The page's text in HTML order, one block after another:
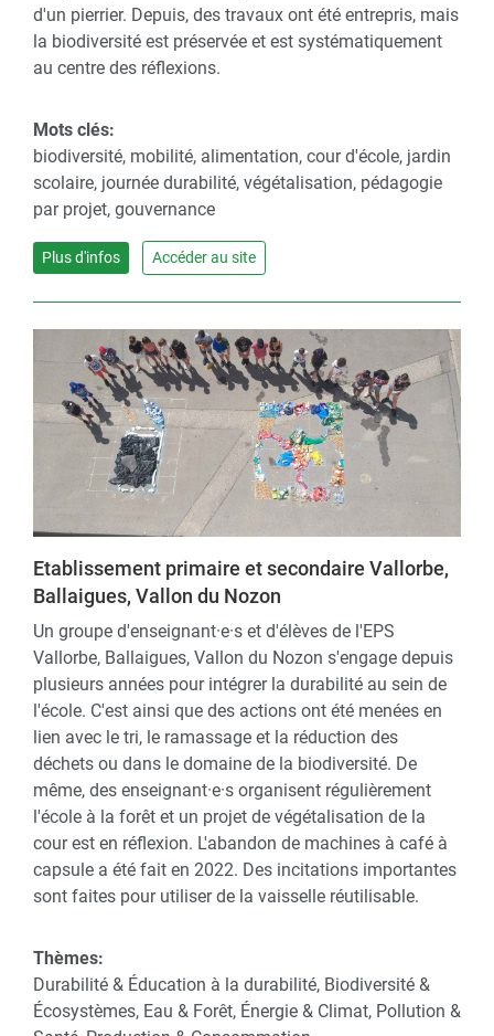
d'un pierrier. Depuis, des travaux ont été entrepris, mais
la biodiversité est préservée et est systématiquement
au centre des réflexions.
Mots clés:
biodiversité, mobilité, alimentation, cour d'école, jardin
scolaire, journée durabilité, végétalisation, pédagogie
par projet, gouvernance
Plus d'infos Accéder au site
Etablissement primaire et secondaire Vallorbe,
Ballaigues, Vallon du Nozon
Un groupe d'enseignant·e·s et d'élèves de l'EPS
Vallorbe, Ballaigues, Vallon du Nozon s'engage depuis
plusieurs années pour intégrer la durabilité au sein de
l'école. C'est ainsi que des actions ont été menées en
lien avec le tri, le ramassage et la réduction des
déchets ou dans le domaine de la biodiversité. De
même, des enseignant·e·s organisent régulièrement
l'école à la forêt et un projet de végétalisation de la
cour est en réflexion. L'abandon de machines à café à
capsule a été fait en 2022. Des incitations importantes
sont faites pour utiliser de la vaisselle réutilisable.
Thèmes:
Durabilité & Éducation à la durabilité, Biodiversité &
Écosystèmes, Eau & Forêt, Énergie & Climat, Pollution &